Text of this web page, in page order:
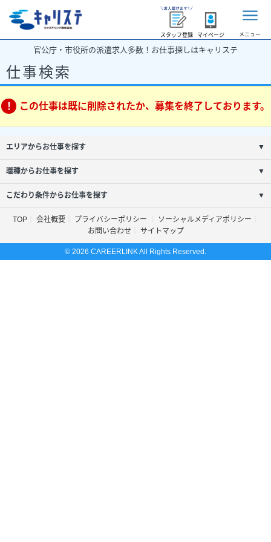
スタッフ登録 マイページ メニュー
官公庁・市役所の派遣求人多数！お仕事探しはキャリステ
仕事検索
この仕事は既に削除されたか、募集を終了しております。
エリアからお仕事を探す ▼
職種からお仕事を探す ▼
こだわり条件からお仕事を探す ▼
TOP 会社概要 プライバシーポリシー
ソーシャルメディアポリシー
お問い合わせ
サイトマップ
© 2026 CAREERLINK All Rights Reserved.